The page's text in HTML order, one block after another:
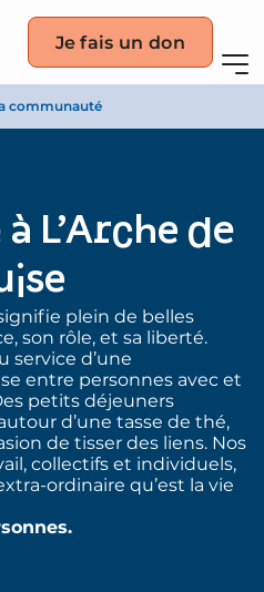
Je fais un don
communauté
L’Arche de
plein de belles
son rôle, et sa liberté.
service d’une
entre personnes avec et
petits déjeuners
d’une tasse de thé,
de tisser des liens. Nos
collectifs et individuels,
ordinaire qu’est la vie